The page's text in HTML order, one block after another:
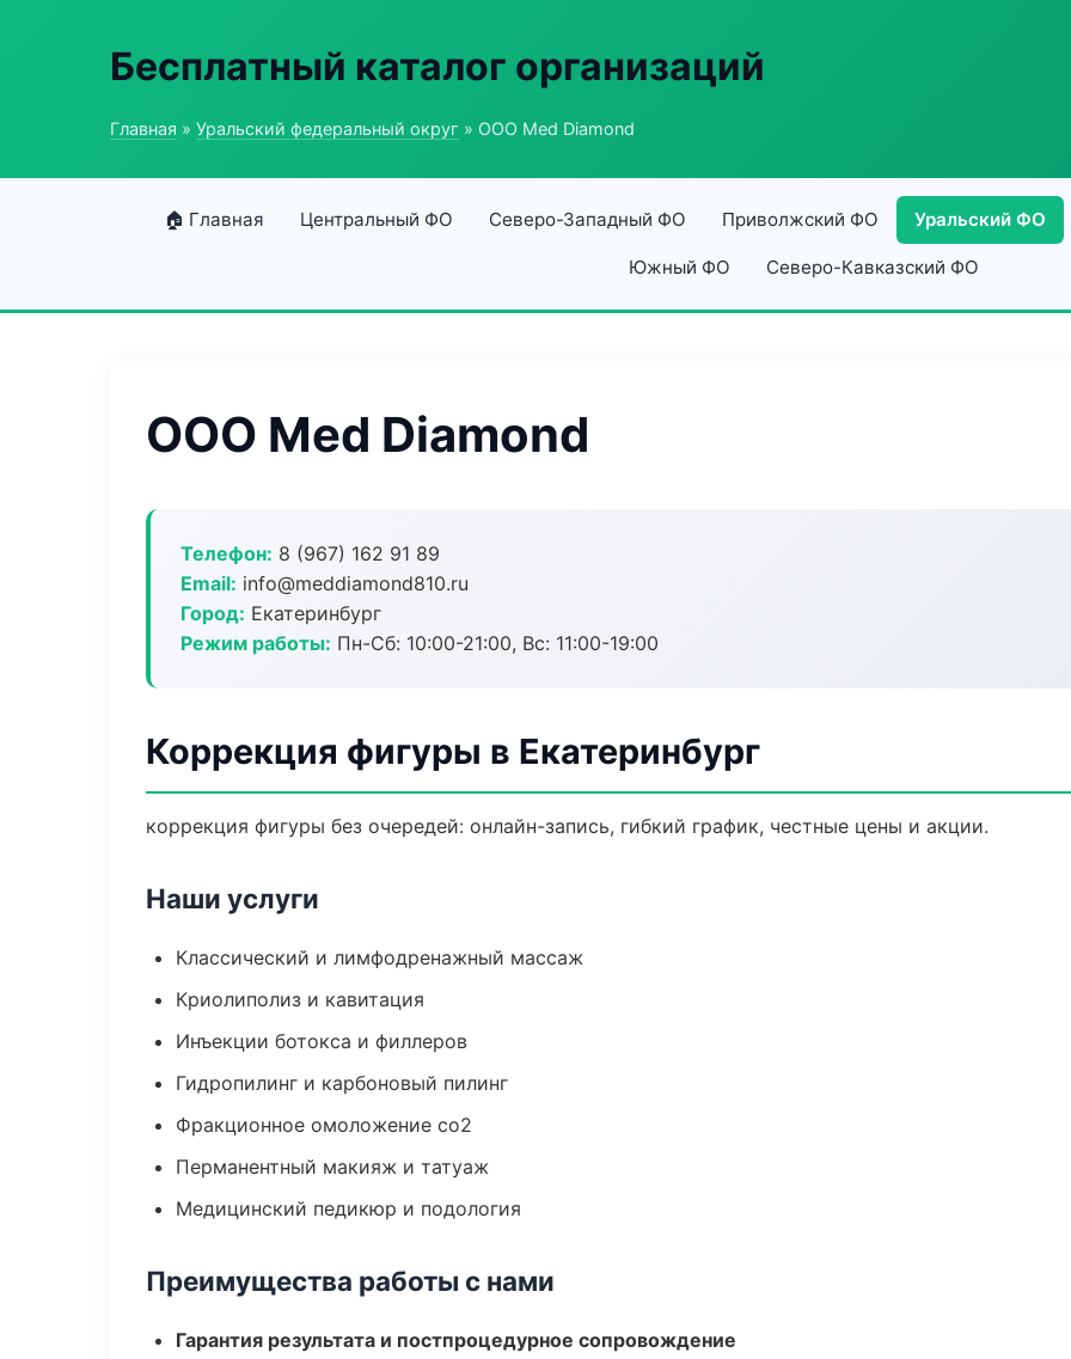
Бесплатный каталог организаций
Главная » Уральский федеральный округ » ООО Med Diamond
🏠 Главная Центральный ФО Северо-Западный ФО Приволжский ФО Уральский ФО
Южный ФО Северо-Кавказский ФО
ООО Med Diamond
Телефон: 8 (967) 162 91 89
Email: info@meddiamond810.ru
Город: Екатеринбург
Режим работы: Пн-Сб: 10:00-21:00, Вс: 11:00-19:00
Коррекция фигуры в Екатеринбург
коррекция фигуры без очередей: онлайн-запись, гибкий график, честные цены и акции.
Наши услуги
Классический и лимфодренажный массаж
Криолиполиз и кавитация
Инъекции ботокса и филлеров
Гидропилинг и карбоновый пилинг
Фракционное омоложение co2
Перманентный макияж и татуаж
Медицинский педикюр и подология
Преимущества работы с нами
Гарантия результата и постпроцедурное сопровождение